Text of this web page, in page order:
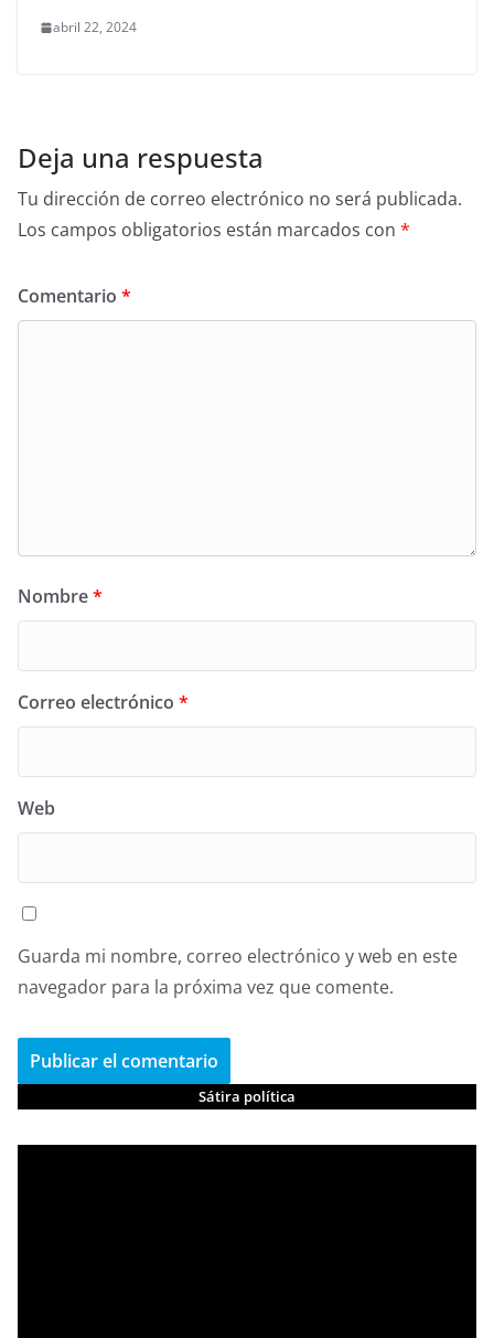
abril 22, 2024
Deja una respuesta
Tu dirección de correo electrónico no será publicada.
Los campos obligatorios están marcados con *
Comentario *
Nombre*
Correo electrónico *
Web
Guarda mi nombre, correo electrónico y web en este
navegador para la próxima vez que comente.
Sátira política